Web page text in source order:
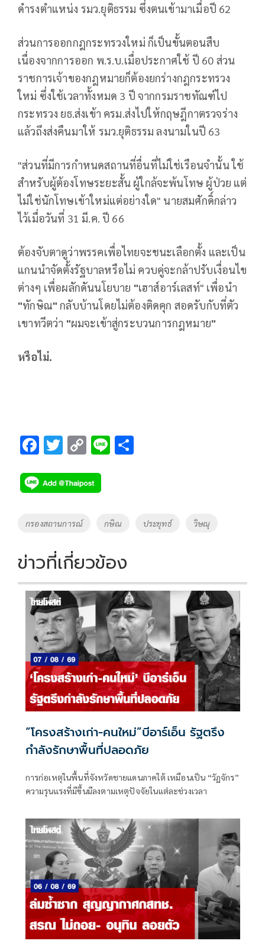
ดำรงตำแหน่ง รมว.ยุติธรรม ซึ่งตนเข้ามาเมื่อปี 62
ส่วนการออกกฎกระทรวงใหม่ ก็เป็นขั้นตอนสืบ
เนื่องจากการออก พ.ร.บ.เมื่อประกาศใช้ ปี 60 ส่วน
ราชการเจ้าของกฎหมายก็ต้องยกร่างกฎกระทรวง
ใหม่ ซึ่งใช้เวลาทั้งหมด 3 ปี จากกรมราชทัณฑ์ไป
กระทรวง ยธ.ส่งเข้า ครม.ส่งไปให้กฤษฎีกาตรวจร่าง
แล้วถึงส่งคืนมาให้ รมว.ยุติธรรม ลงนามในปี 63
"ส่วนที่มีการกำหนดสถานที่อื่นที่ไม่ใช่เรือนจำนั้น ใช้
สำหรับผู้ต้องโทษระยะสั้น ผู้ใกล้จะพ้นโทษ ผู้ป่วย แต่
ไม่ใช่นักโทษเข้าใหม่แต่อย่างใด" นายสมศักดิ์กล่าว
ไว้เมื่อวันที่ 31 มี.ค. ปี 66
ต้องจับตาดูว่าพรรคเพื่อไทยจะชนะเลือกตั้ง และเป็น
แกนนำจัดตั้งรัฐบาลหรือไม่ ควบคู่จะกล้าปรับเงื่อนไข
ต่างๆ เพื่อผลักดันนโยบาย "เฮาส์อาร์เลสท์" เพื่อนำ
"ทักษิณ"กลับบ้านโดยไม่ต้องติดคุก สอดรับกับที่ตัว
เขาทวีตว่า "ผมจะเข้าสู่กระบวนการกฎหมาย"
หรือไม่.
F
e
b
o
k
T
tt
er
C
p
y
k
Li
Tags
กรองสถานการณ์ กษิณ ประยุทธ์ วิษณุ
ข่าวที่เกี่ยวข้อง
“โครงสร้างเก่า-คนใหม่”บีอาร์เอ็น รัฐตรึง
กำลังรักษาพื้นที่ปลอดภัย
การก่อเหตุในพื้นที่จังหวัดชายแดนภาคใต้ เหมือนเป็น “วัฏจักร”
ความรุนแรงที่มีขึ้นมีลงตามเหตุปัจจัยในแต่ละช่วงเวลา